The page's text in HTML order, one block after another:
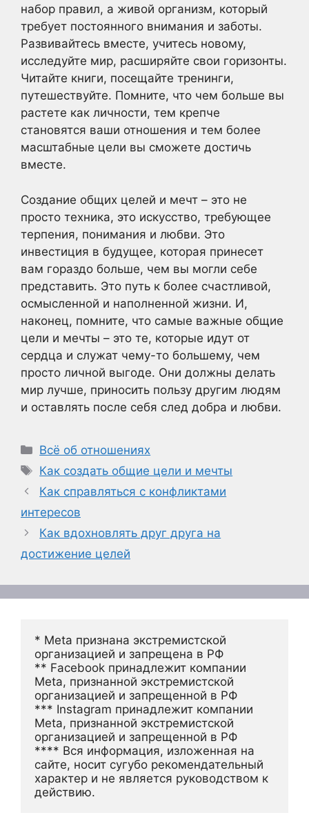
набор правил, а живой организм, который
требует постоянного внимания и заботы.
Развивайтесь вместе, учитесь новому,
исследуйте мир, расширяйте свои горизонты.
Читайте книги, посещайте тренинги,
путешествуйте. Помните, что чем больше вы
растете как личности, тем крепче
становятся ваши отношения и тем более
масштабные цели вы сможете достичь
вместе.
Создание общих целей и мечт – это не
просто техника, это искусство, требующее
терпения, понимания и любви. Это
инвестиция в будущее, которая принесет
вам гораздо больше, чем вы могли себе
представить. Это путь к более счастливой,
осмысленной и наполненной жизни. И,
наконец, помните, что самые важные общие
цели и мечты – это те, которые идут от
сердца и служат чему-то большему, чем
просто личной выгоде. Они должны делать
мир лучше, приносить пользу другим людям
и оставлять после себя след добра и любви.
Рубрики
Всё об отношениях
Метки
Как создать общие цели и мечты
Как справляться с конфликтами
интересов
Как вдохновлять друг друга на
достижение целей
* Meta признана экстремистской
организацией и запрещена в РФ
** Facebook принадлежит компании
Meta, признанной экстремистской
организацией и запрещенной в РФ
*** Instagram принадлежит компании
Meta, признанной экстремистской
организацией и запрещенной в РФ
**** Вся информация, изложенная на
сайте, носит сугубо рекомендательный
характер и не является руководством к
действию.